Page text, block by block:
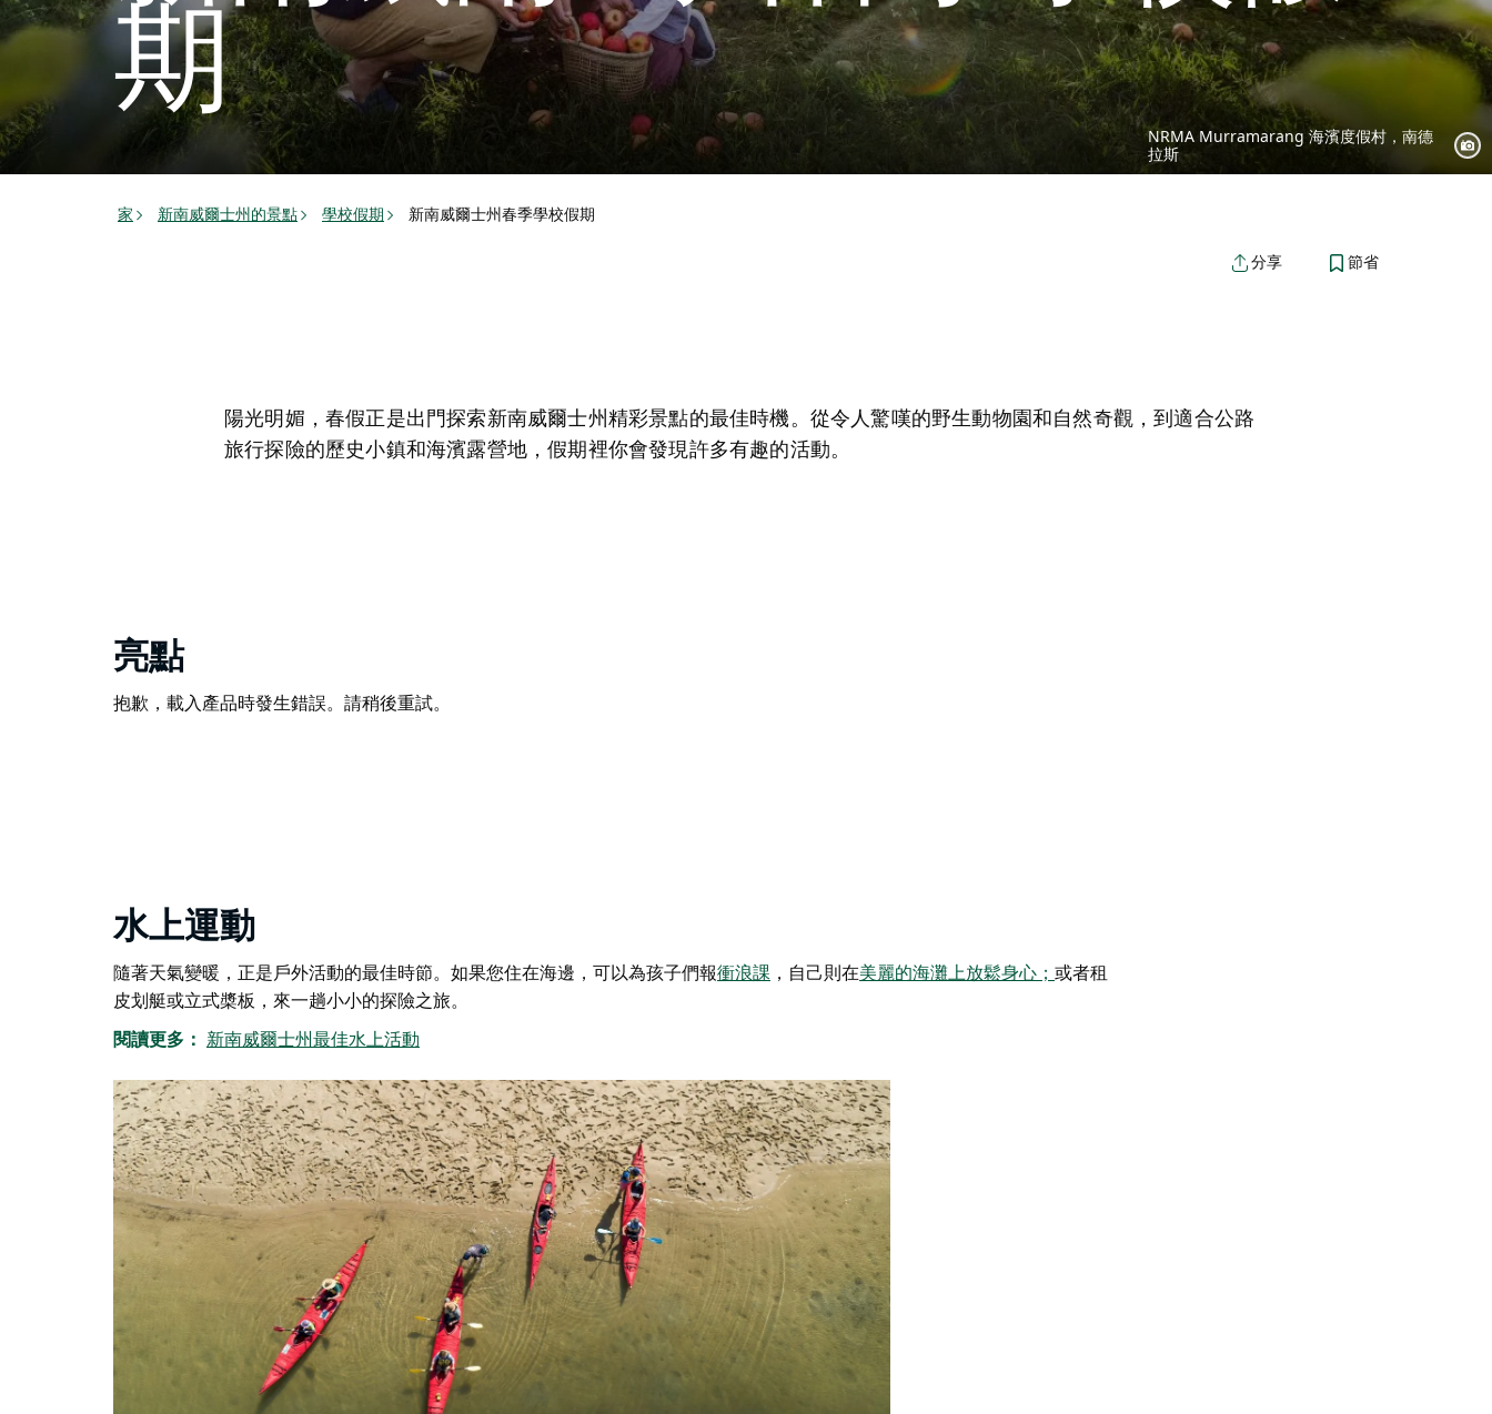
期
NRMA Murramarang 海濱度假村，南德
拉斯
家 新南威爾士州的景點 學校假期 新南威爾士州春季學校假期
分享 節省
陽光明媚，春假正是出門探索新南威爾士州精彩景點的最佳時機。從令人驚嘆的野生動物園和自然奇觀，到適合公路
旅行探險的歷史小鎮和海濱露營地，假期裡你會發現許多有趣的活動。
亮點
抱歉，載入產品時發生錯誤。請稍後重試。
水上運動
隨著天氣變暖，正是戶外活動的最佳時節。如果您住在海邊，可以為孩子們報衝浪課 ，自己則在美麗的海灘上放鬆身心； 或者租
皮划艇或立式槳板，來一趟小小的探險之旅。
閱讀更多： 新南威爾士州最佳水上活動